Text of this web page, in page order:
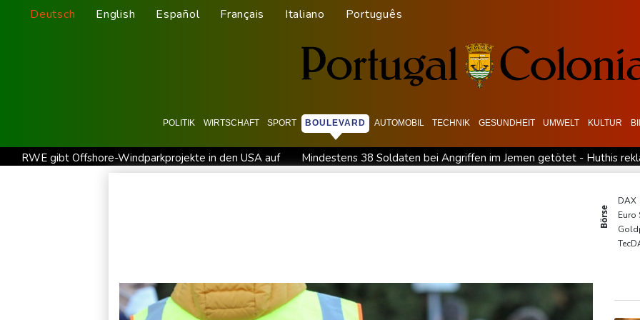
Deutsch English Español Français Italiano Português
POLITIK WIRTSCHAFT SPORT BOULEVARD AUTOMOBIL TECHNIK GESUNDHEIT UMWELT KULTUR
RWE gibt Offshore-Windparkprojekte in den USA auf Mindestens 38 Soldaten bei Angriffen im Jemen getötet - Huthis
Forlán wird Nationaltrainer in Uruguay
Mutter mit 71 Stichen getötet und Leiche Börse
DAX
Euro